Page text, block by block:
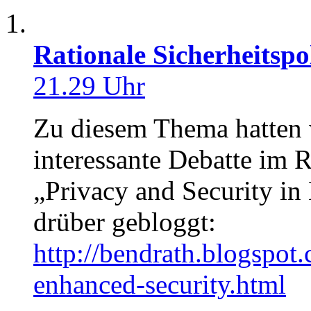
Rationale
21.29 Uhr
Zu diesem Thema
interessante Debatte im
„Privacy and Security
drüber gebloggt:
http://
enhanced-security.html